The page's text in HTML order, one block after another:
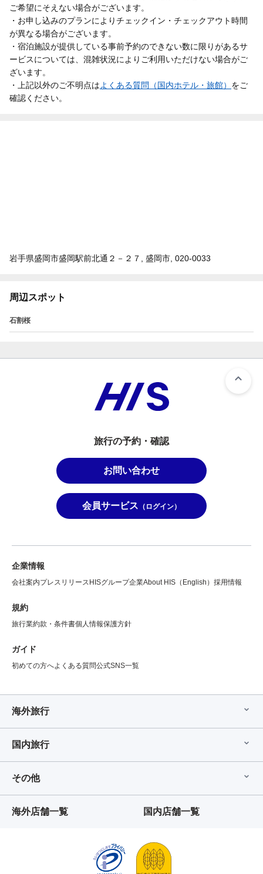
ご希望にそえない場合がございます。
・お申し込みのプランによりチェックイン・チェックアウト時間
が異なる場合がございます。
・宿泊施設が提供している事前予約のできない数に限りがあるサ
ービスについては、混雑状況によりご利用いただけない場合がご
ざいます。
・上記以外のご不明点はよくある質問（国内ホテル・旅館） をご
確認ください。
岩手県盛岡市盛岡駅前北通２－２７, 盛岡市, 020-0033
周辺スポット
石割桜
旅行の予約・確認
お問い合わせ
会員サービス （ログイン）
企業情報
会社案内プレスリリース HISグループ企業About HIS（English） 採用情報
規約
旅行業約款・条件書個人情報保護方針
ガイド
初めての方へよくある質問公式SNS一覧
海外旅行
国内旅行
その他
海外店舗一覧 国内店舗一覧